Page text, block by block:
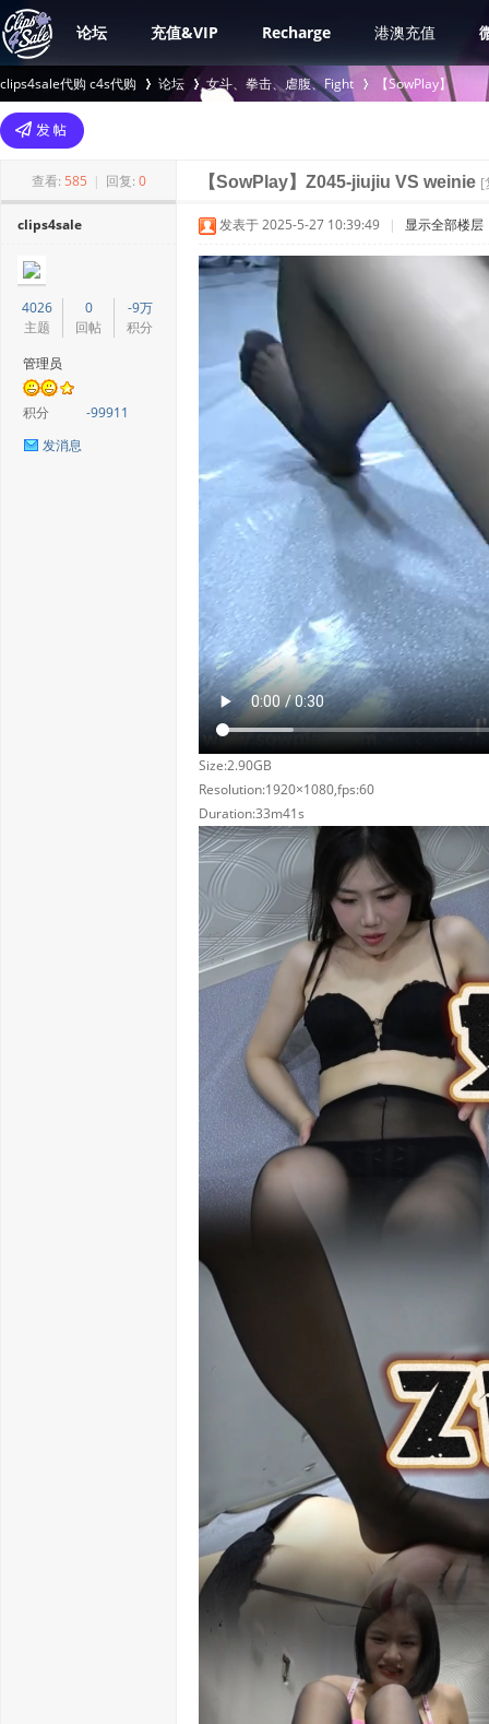
论坛 充值&VIP Recharge 港澳充值
clips4sale代购 c4s代购
>
论坛 女斗、拳击、虐腹、Fight
›
【SowPlay】
查看: 585 | 回复: 0 【SowPlay】Z045-jiujiu VS weinie [
clips4sale
4026
主题
0
回帖
-9万
积分
管理员
积分
-99911
发消息
发表于 2025-5-27 10:39:49 | 显示全部楼层
Size:2.90GB
Resolution:1920×1080,fps:60
Duration:33m41s